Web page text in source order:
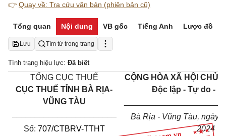
👉 Quay về: Tra cứu văn bản (phiên bản cũ)
Tổng quan Nội dung VB gốc Tiếng Anh Lược đồ
Lưu Tìm từ trong trang
Tình trạng hiệu lực: Đã biết
TỔNG CỤC THUẾ
CỤC THUẾ TỈNH BÀ RỊA-
VŨNG TÀU
Số: 707/CTBRV-TTHT
CỘNG HÒA XÃ HỘI CHỦ
Độc lập - Tự do -
Bà Rịa - Vũng Tàu, ngày
2024